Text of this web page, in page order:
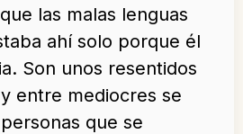
las malas lenguas
ahí solo porque él
Son unos resentidos
entre mediocres se
que se